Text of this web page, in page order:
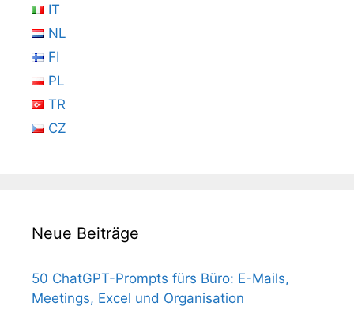
IT
NL
FI
PL
TR
CZ
Neue Beiträge
50 ChatGPT-Prompts fürs Büro: E-Mails,
Meetings, Excel und Organisation